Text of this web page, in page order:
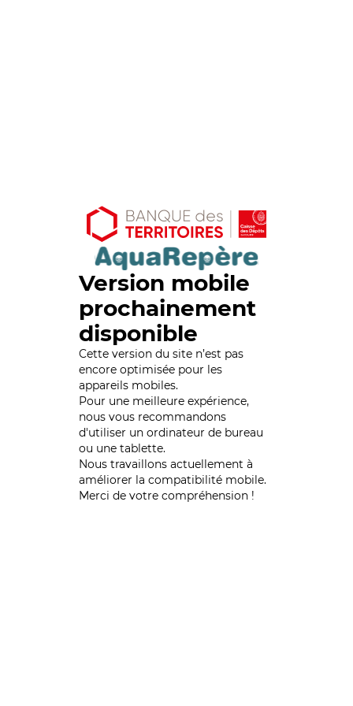
Version mobile
prochainement
disponible
Cette version du site n’est pas
encore optimisée pour les
appareils mobiles.
Pour une meilleure expérience,
nous vous recommandons
d'utiliser un ordinateur de bureau
ou une tablette.
Nous travaillons actuellement à
améliorer la compatibilité mobile.
Merci de votre compréhension !